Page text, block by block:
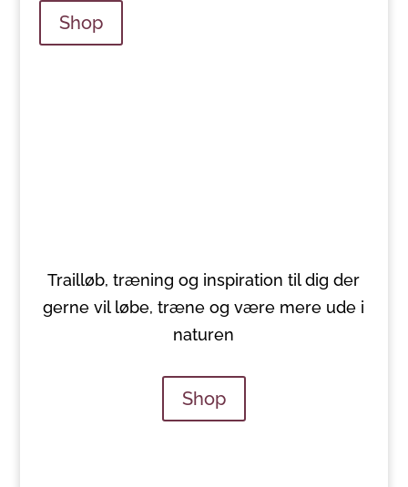
Shop
Trailløb, træning og inspiration til dig der
gerne vil løbe, træne og være mere ude i
naturen
Shop